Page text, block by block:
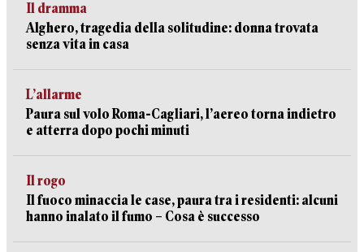
Il dramma
Alghero, tragedia della solitudine: donna trovata
senza vita in casa
L’allarme
Paura sul volo Roma-Cagliari, l’aereo torna indietro
e atterra dopo pochi minuti
Il rogo
Il fuoco minaccia le case, paura tra i residenti: alcuni
hanno inalato il fumo – Cosa è successo